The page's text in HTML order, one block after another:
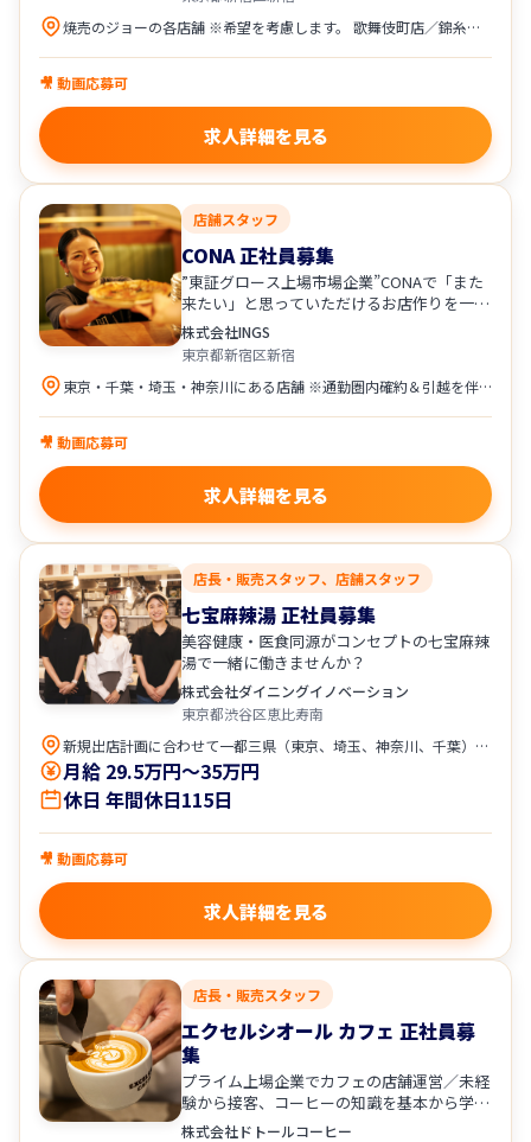
焼売のジョーの各店舗 ※希望を考慮します。 歌舞伎町店／錦糸町店／立川店／町田店／ 多摩センター店／川崎店／野毛店／横浜西口店／ 大宮店／大阪駅前第３ビル店／八王子店／千葉店
🎥 動画応募可
求人詳細を見る
店舗スタッフ
CONA 正社員募集
”東証グロース上場市場企業”CONAで「また
来たい」と思っていただけるお店作りを一緒
にしませんか？
株式会社INGS
東京都新宿区新宿
東京・千葉・埼玉・神奈川にある店舗 ※通勤圏内確約＆引越を伴う異動原則なし 渋谷宇田川町店／錦糸町店／新宿歌舞伎町店／ 恵比寿店／麻布十番店／上野店／立川店／ 蒲田店／横浜鶴屋町店／川崎店／ たまプラーザ店／溝の口店／大宮店／所沢店／ 船橋店／柏店／津田沼店／田町芝浦店／町田店／ 京急蒲田店／西新宿一丁目店／新宿東南口店
🎥 動画応募可
求人詳細を見る
店長・販売スタッフ、店舗スタッフ
七宝麻辣湯 正社員募集
美容健康・医食同源がコンセプトの七宝麻辣
湯で一緒に働きませんか？
株式会社ダイニングイノベーション
東京都渋谷区恵比寿南
新規出店計画に合わせて一都三県（東京、埼玉、神奈川、千葉）に希望も考慮の上、配属予定です。
月給 29.5万円〜35万円
休日 年間休日115日
🎥 動画応募可
求人詳細を見る
店長・販売スタッフ
エクセルシオール カフェ 正社員募
集
プライム上場企業でカフェの店舗運営／未経
験から接客、コーヒーの知識を基本から学べ
ます！
株式会社ドトールコーヒー